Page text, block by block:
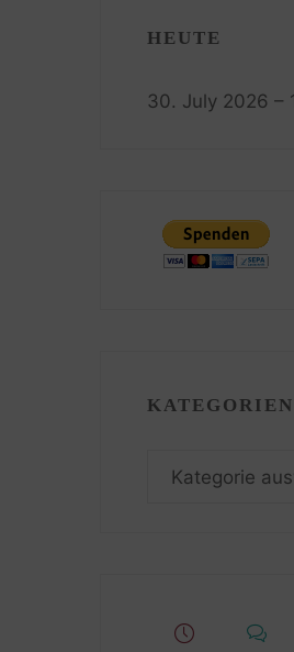
HEUTE
30. July 2026 –
KATEGORIEN